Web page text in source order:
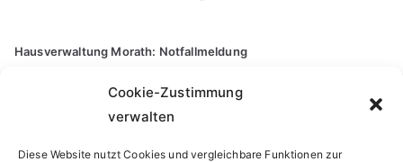
Cookie-Zustimmung
verwalten
Diese Website nutzt Cookies und vergleichbare Funktionen zur
Hausverwaltung Morath: Notfallmeldung